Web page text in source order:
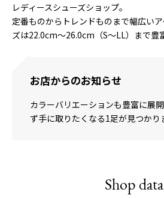
レディースシューズショップ。
定番ものからトレンドものまで幅広い
ズは22.0cm〜26.0cm（S〜LL）まで豊
お店からのお知らせ
カラーバリエーションも豊富に展
ず手に取りたくなる1足が見つかり
Shop data